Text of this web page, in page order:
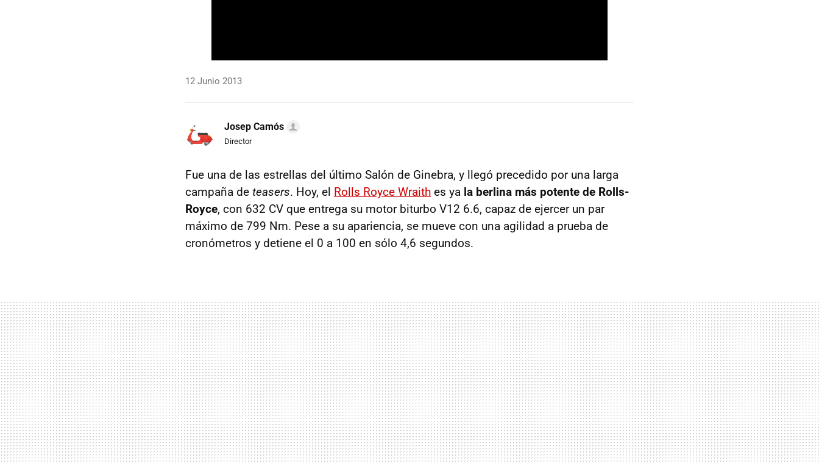
12 Junio 2013
Josep Camós
Director
Fue una de las estrellas del último Salón de Ginebra, y llegó precedido por una larga
campaña de teasers. Hoy, el Rolls Royce Wraith es ya la berlina más potente de Rolls-
Royce, con 632 CV que entrega su motor biturbo V12 6.6, capaz de ejercer un par
máximo de 799 Nm. Pese a su apariencia, se mueve con una agilidad a prueba de
cronómetros y detiene el 0 a 100 en sólo 4,6 segundos.